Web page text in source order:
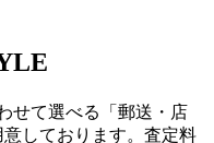
せて選べる「郵送・店
しております。査定料